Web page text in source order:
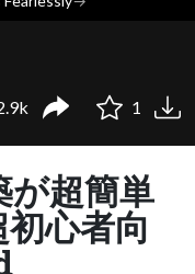
1
が超簡単
心者向